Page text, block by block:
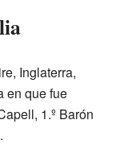
Inglaterra,
en que fue
1.º Barón